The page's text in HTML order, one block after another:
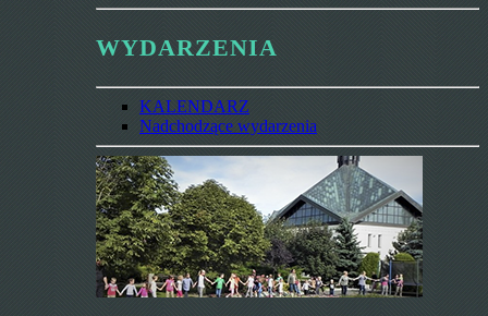
WYDARZENIA
KALENDARZ
Nadchodzące wydarzenia